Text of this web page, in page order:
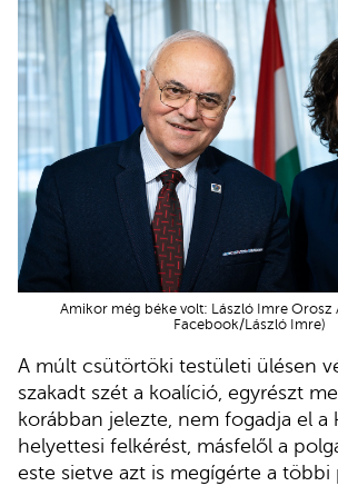
Amikor még béke volt: László Imre Orosz
Facebook/László Imre)
A múlt csütörtöki testületi ülésen
szakadt szét a koalíció, egyrészt
korábban jelezte, nem fogadja el a
helyettesi felkérést, másfelől a
este sietve azt is megígérte a többi